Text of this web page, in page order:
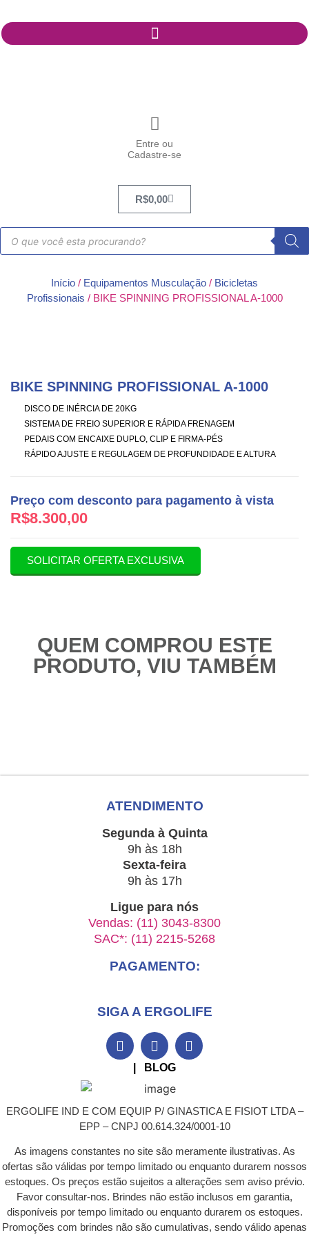
Entre ou
Cadastre-se
R$0,00
Início / Equipamentos Musculação / Bicicletas
Profissionais / BIKE SPINNING PROFISSIONAL A-1000
BIKE SPINNING PROFISSIONAL A-1000
DISCO DE INÉRCIA DE 20KG
SISTEMA DE FREIO SUPERIOR E RÁPIDA FRENAGEM
PEDAIS COM ENCAIXE DUPLO, CLIP E FIRMA-PÉS
RÁPIDO AJUSTE E REGULAGEM DE PROFUNDIDADE E ALTURA
Preço com desconto para pagamento à vista
R$8.300,00
SOLICITAR OFERTA EXCLUSIVA
QUEM COMPROU ESTE
PRODUTO, VIU TAMBÉM
ATENDIMENTO
Segunda à Quinta
9h às 18h
Sexta-feira
9h às 17h
Ligue para nós
Vendas: (11) 3043-8300
SAC*: (11) 2215-5268
PAGAMENTO:
SIGA A ERGOLIFE
| BLOG
ERGOLIFE IND E COM EQUIP P/ GINASTICA E FISIOT LTDA –
EPP – CNPJ 00.614.324/0001-10
As imagens constantes no site são meramente ilustrativas. As
ofertas são válidas por tempo limitado ou enquanto durarem nossos
estoques. Os preços estão sujeitos a alterações sem aviso prévio.
Favor consultar-nos. Brindes não estão inclusos em garantia,
disponíveis por tempo limitado ou enquanto durarem os estoques.
Promoções com brindes não são cumulativas, sendo válido apenas